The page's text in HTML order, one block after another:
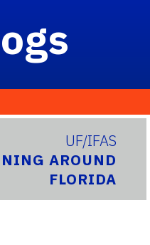
UF/IFAS
AROUND
FLORIDA